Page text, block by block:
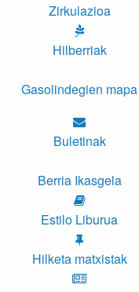
Zirkulazioa
Hilberriak
Gasolindegien mapa
Buletinak
Berria Ikasgela
Estilo Liburua
Hilketa matxistak